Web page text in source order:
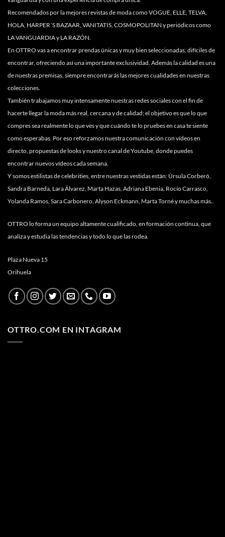
Recomendados por la mejores revistas de moda como VOGUE, ELLE, TELVA,
HOLA, HARPER´S BAZAAR, VANITATIS, COSMOPOLITAN y periódicos como
LA VANGUARDIA y LA RAZÓN.
En OTTRO vas a encontrar prendas únicas y muy bien seleccionadas, difíciles de
encontrar, ofreciendo así una importante exclusividad. Además la calidad es una
de nuestras premisas, siempre encontrarás las mejores cualidades en nuestras
colecciones.
También trabajamos muy intensamente nuestras redes sociales con el fin de
hacerte llegar la moda más real, cercana y de calidad; el objetivo es que lo que
compres sea realmente lo que ves y que cuándo te lo pruebes en casa te siente
como esperabas. Por eso reforzamos nuestra comunicación con vídeos en
directo, propuestas de looks y nuestro canal de Youtube, donde puedes
encontrar nuevos vídeos cada semana.
Y somos estilistas de celebrities, entre nuestras vestidas están: Úrsula Corberó,
Sandra Barneda, Lara Álvarez, Marta Hazas, Adriana Ebenia, Rocío Carrasco,
Yolanda Ramos, Sara Carbonero, Alyson Eckmann, Marta Torné y muchas más..
OTTRO lo forma un equipo altamente cualificado, en formación continua, que
analiza y estudia las tendencias y todo lo que las rodea.
Plaza Nueva 15
Orihuela
OTTRO.COM EN INTAGRAM